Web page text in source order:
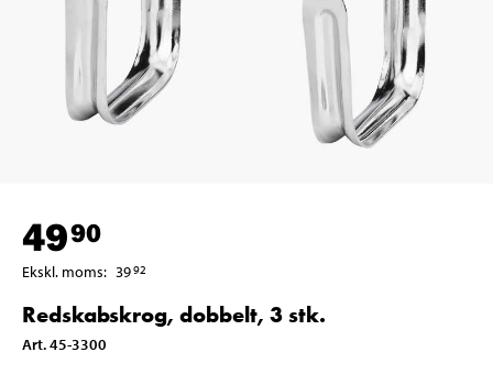
4990
Ekskl. moms: 3992
Redskabskrog, dobbelt, 3 stk.
Art.45-3300